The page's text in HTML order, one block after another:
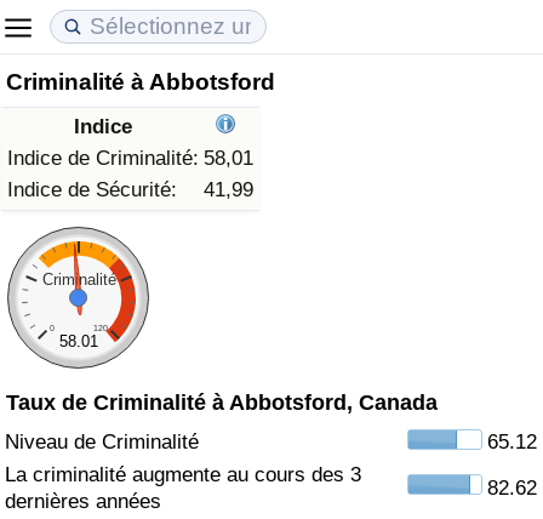
Criminalité à Abbotsford
Indice
Indice de Criminalité: 58,01
Indice de Sécurité:
41,99
Criminalité
0 120
58.01
Taux de Criminalité à Abbotsford, Canada
Niveau de Criminalité
65.12
La criminalité augmente au cours des 3
dernières années
82.62
Coût de la vie
Indice du Coût de la Vie (Actuel)
Indice du Coût de la Vie
Indice du coût de la vie par pays
à Akaba
Prix de l'immobilier
Indice des Prix de l'immobilier (Actuel)
Indice des Prix de l'immobilier
Indice des Prix de l'immobilier par Pays
Qualité de Vie
Indice de Qualité de Vie
Indice de Qualité de Vie (Actuel)
Indice de qualité de vie par pays
Criminalité
Indice de Criminalité (Actuel)
Indice de Criminalité